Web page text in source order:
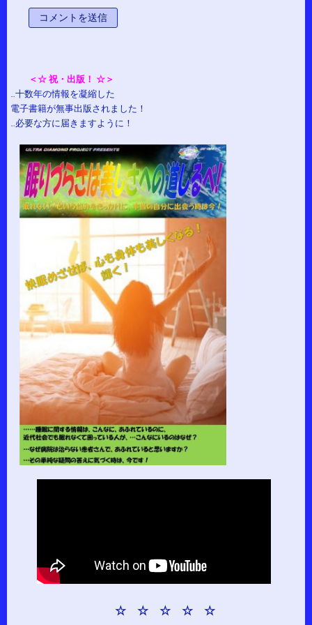
＜☆ 祝・出版！ ☆＞
…十数年の情報を凝縮した
電子書籍が無事出版されました！
…必要な方に届きますように！
☆ ☆ ☆ ☆ ☆